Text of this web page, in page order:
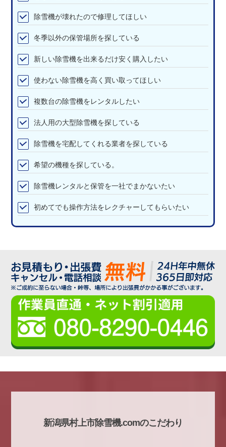
除雪機が壊れたので修理してほしい
冬季以外の保管場所を探している
新しい除雪機を出来るだけ安く購入したい
使わない除雪機を高く買い取ってほしい
複数台の除雪機をレンタルしたい
法人用の大型除雪機を探している
除雪機を宅配してくれる業者を探している
希望の機種を探している。
除雪機レンタルと保管を一社でまかないたい
初めてでも操作方法をレクチャーしてもらいたい
新潟県村上市除雪機.comのこだわり